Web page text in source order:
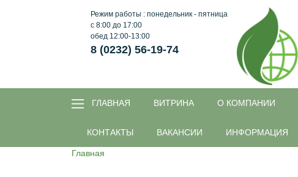
Режим работы : понедельник - пятница
с 8:00 до 17:00
обед 12:00-13:00
8 (0232) 56-19-74
ГЛАВНАЯ ВИТРИНА O КОМПАНИИ
КОНТАКТЫ ВАКАНСИИ ИНФОРМАЦИЯ
Главная